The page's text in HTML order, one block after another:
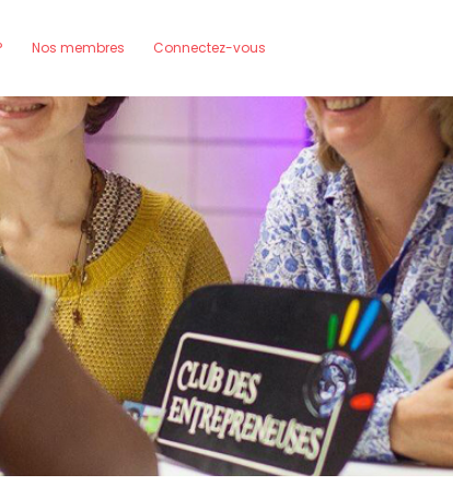
Nos membres Connectez-vous